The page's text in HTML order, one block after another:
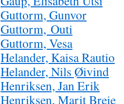
Guttorm, Gunvor
Guttorm, Outi
Guttorm, Vesa
Helander, Kaisa Rautio
Helander, Nils Øivind
Henriksen, Jan Erik
Henriksen, Marit Breie